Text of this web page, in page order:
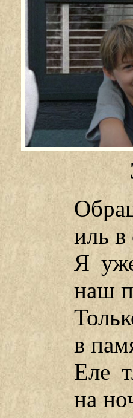
иль в
Я
наш
в
Еле
на